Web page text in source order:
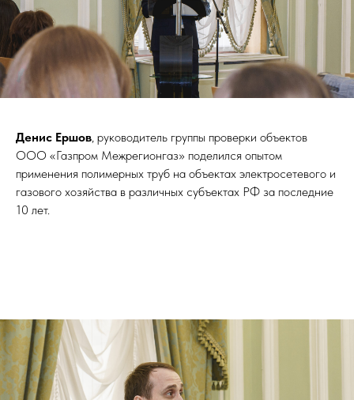
Денис Ершов, руководитель группы проверки объектов
ООО «Газпром Межрегионгаз» поделился опытом
применения полимерных труб на объектах электросетевого и
газового хозяйства в различных субъектах РФ за последние
10 лет.